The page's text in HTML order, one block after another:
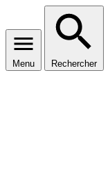
Menu Rechercher